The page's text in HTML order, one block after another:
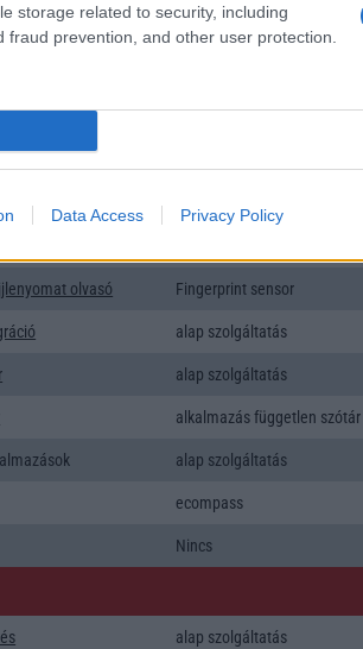
storage related to security, including
prevention, and other user protection.
Data Access Privacy Policy
Li-Polimer
idő h /
ÉS ÉRZÉKELŐK
olvasó Fingerprint sensor
alap szolgáltatás
alap szolgáltatás
alkalmazás független szótár
alap szolgáltatás
ecompass
Nincs
alap szolgáltatás